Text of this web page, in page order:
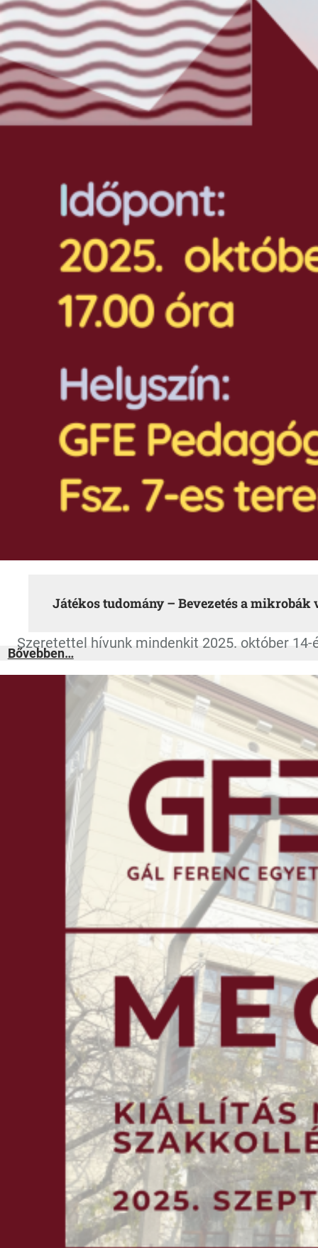
Játékos tudomány – Bevezetés a mikrobák
Szeretettel hívunk mindenkit 2025. október
Bővebben…:Játékos
tudomány
Bevezetés
amikrobák
világába